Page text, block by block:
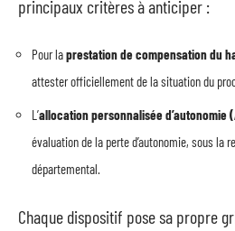
principaux critères à anticiper :
Pour laprestation de compensation du
attester officiellement de la situation du
L’allocation personnalisée d’autonomie
évaluation de la perte d’autonomie, sous la
départemental.
Chaque dispositif pose sa propre